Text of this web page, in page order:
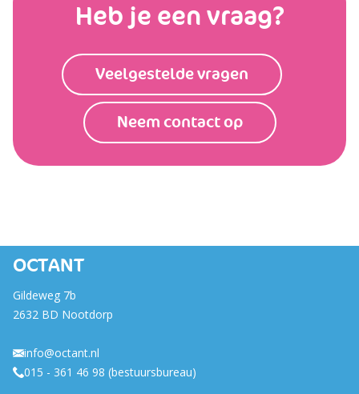
Heb je een vraag?
Veelgestelde vragen
Neem contact op
OCTANT
Gildeweg 7b
2632 BD Nootdorp
info@octant.nl
015 - 361 46 98 (bestuursbureau)